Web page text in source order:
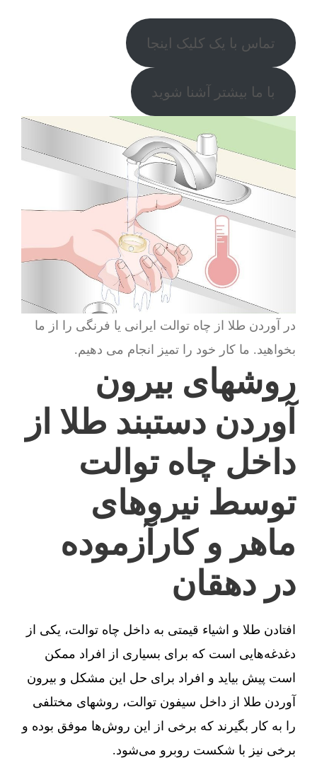
تماس با یک کلیک اینجا
با ما بیشتر آشنا شوید
در آوردن طلا از چاه توالت ایرانی یا فرنگی را از ما
بخواهید. ما کار خود را تمیز انجام می دهیم.
روشهای بیرون
آوردن دستبند طلا از
داخل چاه توالت
توسط نیروهای
ماهر و کارآزموده
در دهقان
افتادن طلا و اشیاء قیمتی به داخل چاه توالت، یکی از
دغدغه‌هایی است که برای بسیاری از افراد ممکن
است پیش بیاید و افراد برای حل این مشکل و بیرون
آوردن طلا از داخل سیفون توالت، روشهای مختلفی
را به کار بگیرند که برخی از این روش‌ها موفق بوده و
برخی نیز با شکست روبرو می‌شود.